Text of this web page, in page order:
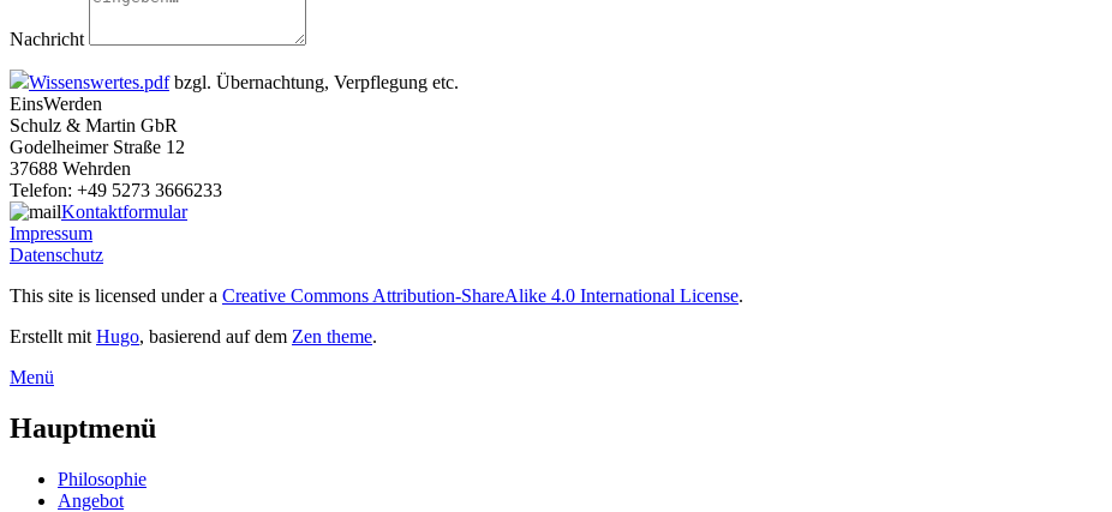
Nachricht
Wissenswertes.pdfbzgl. Übernachtung, Verpflegung etc.
EinsWerden
Schulz & Martin GbR
Godelheimer Straße 12
37688 Wehrden
Telefon: +49 5273 3666233
Kontaktformular
Impressum
Datenschutz
This site is licensed under a Creative Commons Attribution-ShareAlike 4.0 International License.
Erstellt mit Hugo, basierend auf dem Zen theme.
Menü
Hauptmenü
Philosophie
Angebot